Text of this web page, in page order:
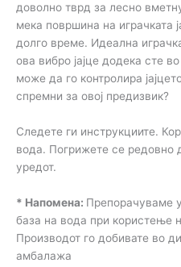
доволно тврд за лесно
мека површина на играчката
долго време. Идеална
ова вибро јајце додека сте
може да го контролира
спремни за овој предизвик?
Следете ги инструкциите.
вода. Погрижете се редовно
уредот.
* Напомена: Препорачуваме
база на вода при користење
Производот го добивате во
амбалажа